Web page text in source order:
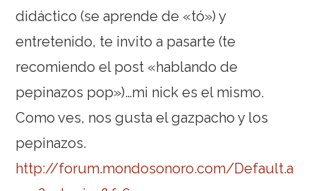
didáctico (se aprende de «tó») y
entretenido, te invito a pasarte (te
recomiendo el post «hablando de
pepinazos pop»)…mi nick es el mismo.
Como ves, nos gusta el gazpacho y los
pepinazos.
http://forum.mondosonoro.com/Default.a